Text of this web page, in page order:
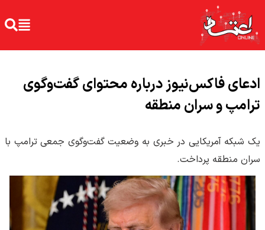
ادعای فاکس‌نیوز درباره محتوای گفت‌وگوی
ترامپ و سران منطقه
یک شبکه آمریکایی در خبری به وضعیت گفت‌وگوی جمعی ترامپ با
سران منطقه پرداخت.